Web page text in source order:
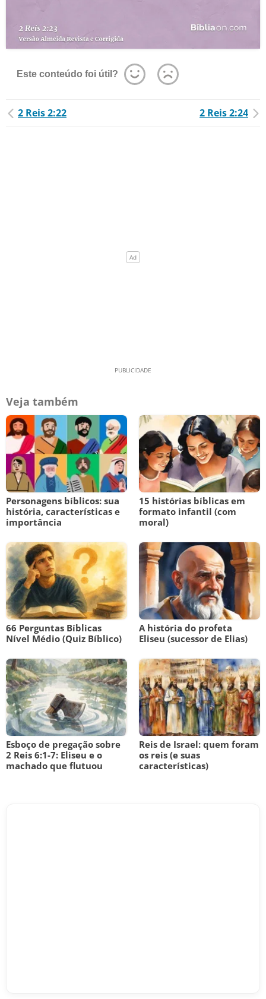
Este conteúdo foi útil?
2 Reis 2:22 2 Reis 2:24
Veja também
Personagens bíblicos: sua
história, características e
importância
15 histórias bíblicas em
formato infantil (com
moral)
66 Perguntas Bíblicas
Nível Médio (Quiz Bíblico)
A história do profeta
Eliseu (sucessor de Elias)
Esboço de pregação sobre
2 Reis 6:1-7: Eliseu e o
machado que flutuou
Reis de Israel: quem foram
os reis (e suas
características)